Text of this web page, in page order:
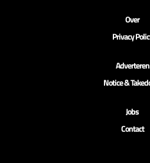
Over
Privacy
Adverteren
Notice &
Jobs
Contact